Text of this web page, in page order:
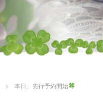
本日、先行予約開始